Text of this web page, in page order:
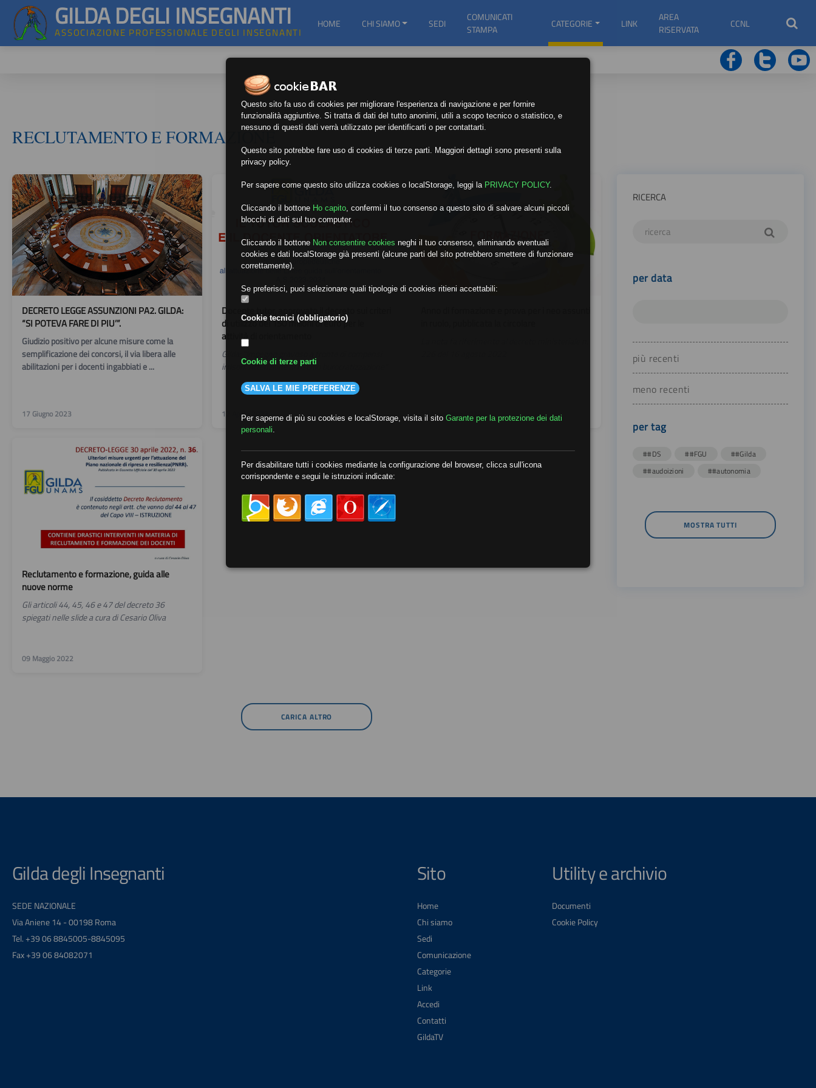
GILDA DEGLI INSEGNANTI
ASSOCIAZIONE PROFESSIONALE DEGLI INSEGNANTI
HOME CHI SIAMO SEDI
COMUNICATI
STAMPA
CATEGORIE LINK
AREA
RISERVATA
CCNL
RECLUTAMENTO E FORMAZIONE
DECRETO LEGGE ASSUNZIONI PA2. GILDA:
“SI POTEVA FARE DI PIU’”.
Giudizio positivo per alcune misure come la
semplificazione dei concorsi, il via libera alle
abilitazioni per i docenti ingabbiati e ...
17 Giugno 2023
Docente tutor, approvato il decreto sui criteri
di utilizzo dei 150 milioni di euro per le
attività di orientamento
Gilda: "Impegno gravoso a fronte di compensi
irrisori. Attenzione al rischio burocratizzazione"
12 Aprile 2023 18 Novembre 2022
Reclutamento e formazione, guida alle
nuove norme
Gli articoli 44, 45, 46 e 47 del decreto 36
spiegati nelle slide a cura di Cesario Oliva
09 Maggio 2022
CARICA ALTRO
RICERCA
per data
più recenti
meno recenti
per tag
##DS ##FGU
##Gilda
##audoizioni
##autonomia
MOSTRA TUTTI
Gilda degli Insegnanti
SEDE NAZIONALE
Via Aniene 14 - 00198 Roma
Tel. +39 06 8845005-8845095
Fax +39 06 84082071
Sito
Home
Chi siamo
Sedi
Comunicazione
Categorie
Link
Accedi
Contatti
GildaTV
Utility e archivio
Documenti
Cookie Policy
Questo sito fa uso di cookies per migliorare l'esperienza di navigazione e per fornire
funzionalità aggiuntive. Si tratta di dati del tutto anonimi, utili a scopo tecnico o statistico, e
nessuno di questi dati verrà utilizzato per identificarti o per contattarti.
Questo sito potrebbe fare uso di cookies di terze parti. Maggiori dettagli sono presenti sulla
privacy policy.
Per sapere come questo sito utilizza cookies o localStorage, leggi la PRIVACY POLICY.
Cliccando il bottone Ho capito confermi il tuo consenso a questo sito di salvare alcuni piccoli
blocchi di dati sul tuo computer.
Cliccando il bottone Non consentire cookies neghi il tuo consenso, eliminando eventuali
cookies e dati localStorage già presenti (alcune parti del sito potrebbero smettere di funzionare
correttamente).
Se preferisci, puoi selezionare quali tipologie di cookies ritieni accettabili:
Cookie tecnici (obbligatorio)
Cookie di terze parti
SALVA LE MIE PREFERENZE
Per saperne di più su cookies e localStorage, visita il sito Garante per la protezione dei dati
personali
Per disabilitare tutti i cookies mediante la configurazione del browser, clicca sull'icona
corrispondente e segui le istruzioni indicate: